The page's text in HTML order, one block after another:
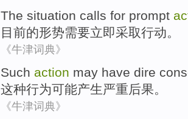
The situation calls for prompt
目前的形势需要立即采取行动。
《牛津词典》
Such action may have dire
这种行为可能产生严重后果。
《牛津词典》